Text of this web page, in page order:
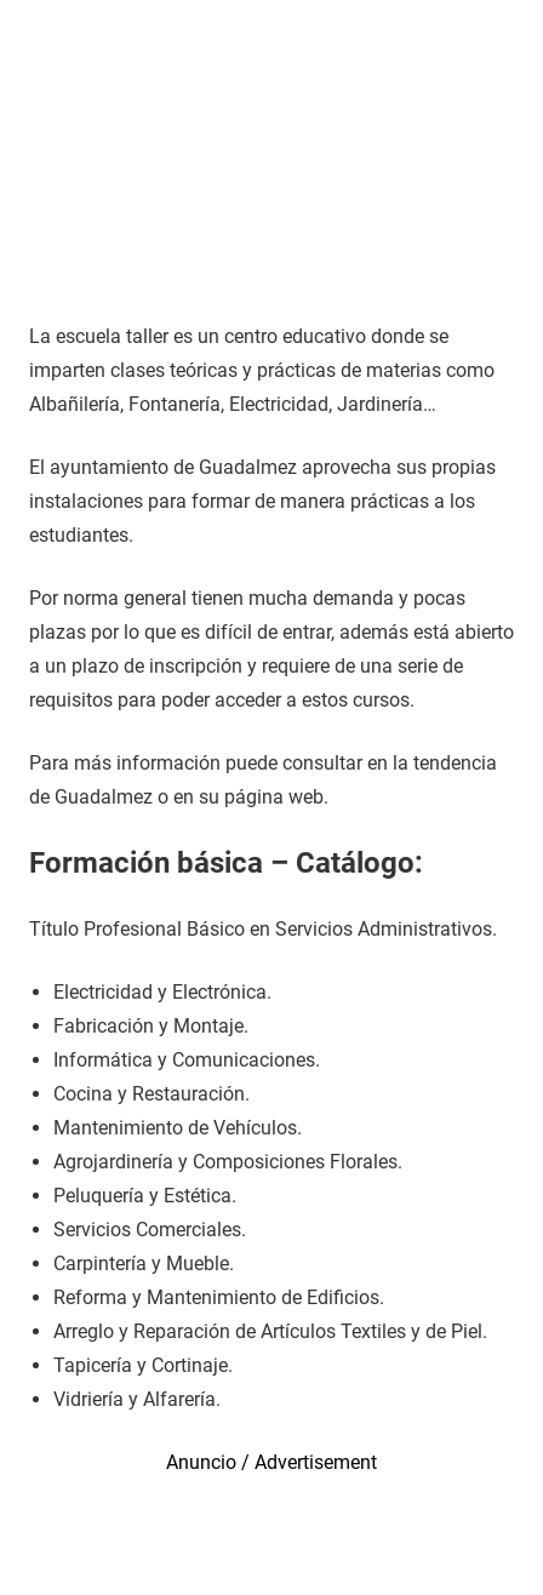
La escuela taller es un centro educativo donde se
imparten clases teóricas y prácticas de materias como
Albañilería, Fontanería, Electricidad, Jardinería…
El ayuntamiento de Guadalmez aprovecha sus propias
instalaciones para formar de manera prácticas a los
estudiantes.
Por norma general tienen mucha demanda y pocas
plazas por lo que es difícil de entrar, además está abierto
a un plazo de inscripción y requiere de una serie de
requisitos para poder acceder a estos cursos.
Para más información puede consultar en la tendencia
de Guadalmez o en su página web.
Formación básica – Catálogo:
Título Profesional Básico en Servicios Administrativos.
Electricidad y Electrónica.
Fabricación y Montaje.
Informática y Comunicaciones.
Cocina y Restauración.
Mantenimiento de Vehículos.
Agrojardinería y Composiciones Florales.
Peluquería y Estética.
Servicios Comerciales.
Carpintería y Mueble.
Reforma y Mantenimiento de Edificios.
Arreglo y Reparación de Artículos Textiles y de Piel.
Tapicería y Cortinaje.
Vidriería y Alfarería.